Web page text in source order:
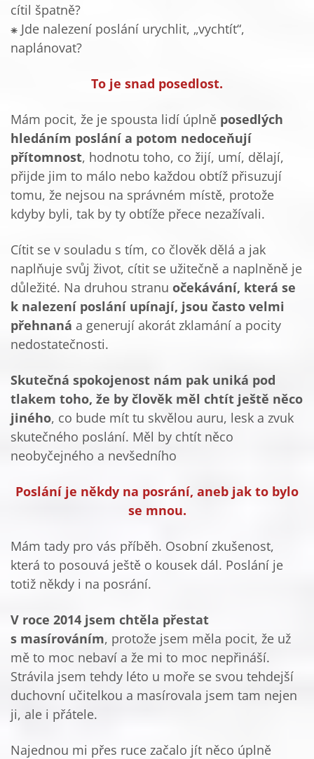
cítil špatně?
⁕ Jde nalezení poslání urychlit, „vychtít“,
naplánovat?
To je snad posedlost.
Mám pocit, že je spousta lidí úplně posedlých
hledáním poslání a potom nedoceňují
přítomnost, hodnotu toho, co žijí, umí, dělají,
přijde jim to málo nebo každou obtíž přisuzují
tomu, že nejsou na správném místě, protože
kdyby byli, tak by ty obtíže přece nezažívali.
Cítit se v souladu s tím, co člověk dělá a jak
naplňuje svůj život, cítit se užitečně a naplněně je
důležité. Na druhou stranu očekávání, která se
k nalezení poslání upínají, jsou často velmi
přehnaná a generují akorát zklamání a pocity
nedostatečnosti.
Skutečná spokojenost nám pak uniká pod
tlakem toho, že by člověk měl chtít ještě něco
jiného, co bude mít tu skvělou auru, lesk a zvuk
skutečného poslání. Měl by chtít něco
neobyčejného a nevšedního
Poslání je někdy na posrání, aneb jak to bylo
se mnou.
Mám tady pro vás příběh. Osobní zkušenost,
která to posouvá ještě o kousek dál. Poslání je
totiž někdy i na posrání.
V roce 2014 jsem chtěla přestat
s masírováním, protože jsem měla pocit, že už
mě to moc nebaví a že mi to moc nepřináší.
Strávila jsem tehdy léto u moře se svou tehdejší
duchovní učitelkou a masírovala jsem tam nejen
ji, ale i přátele.
Najednou mi přes ruce začalo jít něco úplně